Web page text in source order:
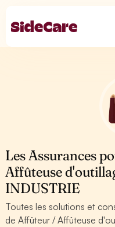
Les Assurances
Affûteuse
INDUSTRIE
Toutes les solutions et
de Affûteur / Affûteuse